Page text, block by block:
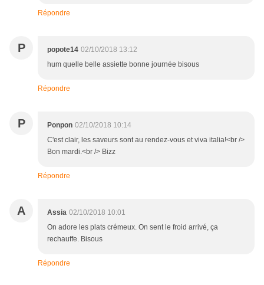
Répondre
P popote14 02/10/2018 13:12
hum quelle belle assiette bonne journée bisous
Répondre
P Ponpon 02/10/2018 10:14
C'est clair, les saveurs sont au rendez-vous et viva italia!<br />
Bon mardi.<br /> Bizz
Répondre
A Assia 02/10/2018 10:01
On adore les plats crémeux. On sent le froid arrivé, ça
rechauffe. Bisous
Répondre